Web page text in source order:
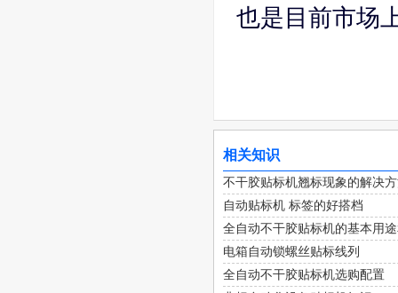
也是目前市场
相关知识
不干胶贴标机翘标现象的解决
自动贴标机 标签的好搭档
全自动不干胶贴标机的基本用
电箱自动锁螺丝贴标线列
全自动不干胶贴标机选购配置